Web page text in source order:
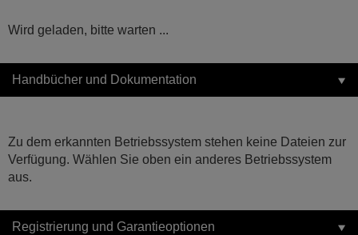
Wird geladen, bitte warten ...
Handbücher und Dokumentation
Zu dem erkannten Betriebssystem stehen keine Dateien zur
Verfügung. Wählen Sie oben ein anderes Betriebssystem
aus.
Registrierung und Garantieoptionen